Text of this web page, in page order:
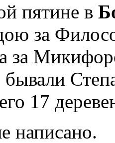
пятине в
за
за
бывали
17
написано.